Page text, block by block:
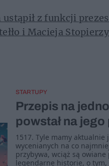
ustąpił z funkcji
i Macieja
STARTUPY
Przepis na
powstał na
1517. Tyle mamy
wycenianych na co
przybywa, wciąż są owiane
legendarne historie, o